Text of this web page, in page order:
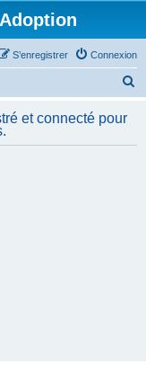
Connexion
S’enregistrer
h
et connecté pour